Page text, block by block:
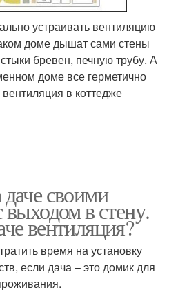
устраивать вентиляцию
доме дышат сами стены
бревен, печную трубу. А
доме все герметично
в коттедже
своими
в стену.
вентиляция?
время на установку
если дача – это домик для